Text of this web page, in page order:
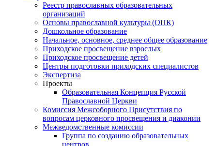
Реестр православных образовательных
организаций
Основы православной культуры (ОПК)
Дошкольное образование
Начальное, основное, среднее общее образование
Приходское просвещение взрослых
Приходское просвещение детей
Центры подготовки приходских специалистов
Экспертиза
Проекты
Образовательная Концепция Русской
Православной Церкви
Комиссия Межсоборного Присутствия по
вопросам церковного просвещения и диаконии
Межведомственные комиссии
Группа по созданию образовательных
центров